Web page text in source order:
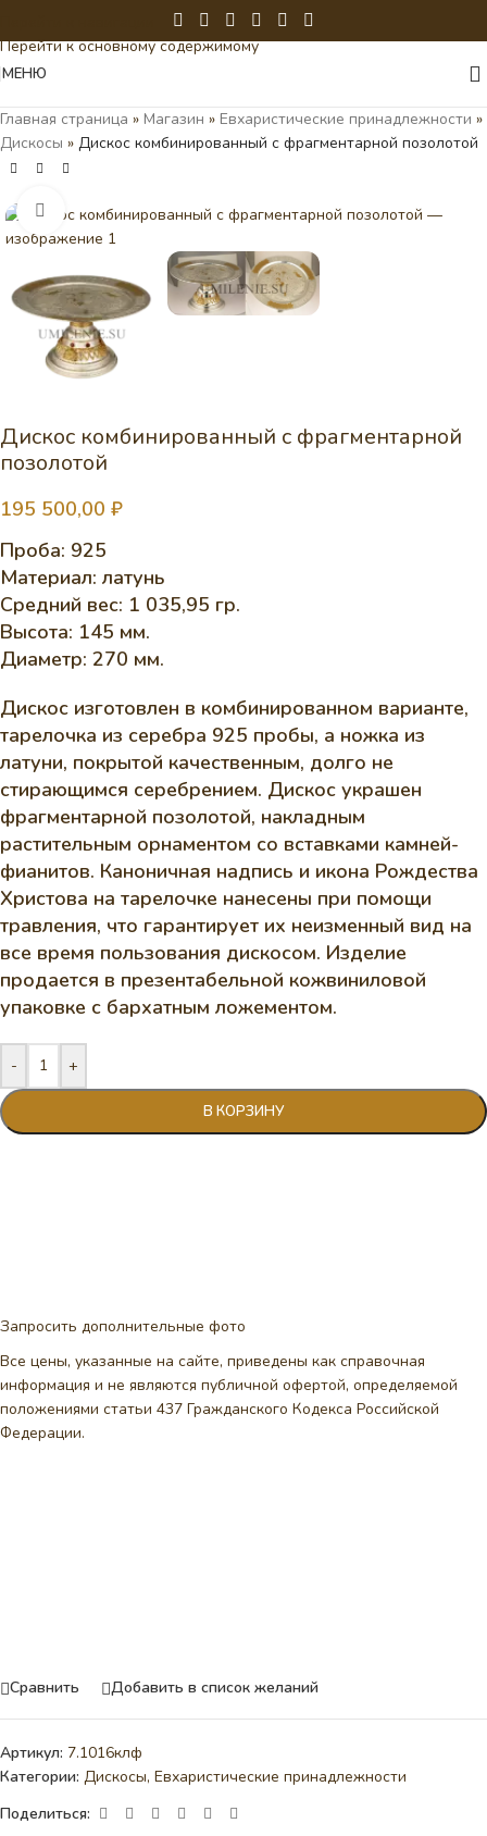
Перейти к основному содержимому
МЕНЮ
Главная страница » Магазин » Евхаристические принадлежности »
Дискосы » Дискос комбинированный с фрагментарной позолотой
Нажмите, чтобы увеличить
Дискос комбинированный с фрагментарной
позолотой
195 500,00 ₽
Проба: 925
Материал: латунь
Средний вес: 1 035,95 гр.
Высота: 145 мм.
Диаметр: 270 мм.
Дискос изготовлен в комбинированном варианте,
тарелочка из серебра 925 пробы, а ножка из
латуни, покрытой качественным, долго не
стирающимся серебрением. Дискос украшен
фрагментарной позолотой, накладным
растительным орнаментом со вставками камней-
фианитов. Каноничная надпись и икона Рождества
Христова на тарелочке нанесены при помощи
травления, что гарантирует их неизменный вид на
все время пользования дискосом. Изделие
продается в презентабельной кожвиниловой
упаковке с бархатным ложементом.
- +
В КОРЗИНУ
Запросить дополнительные фото
Все цены, указанные на сайте, приведены как справочная
информация и не являются публичной офертой, определяемой
положениями статьи 437 Гражданского Кодекса Российской
Федерации.
Сравнить Добавить в список желаний
Артикул: 7.1016клф
Категории: Дискосы, Евхаристические принадлежности
Поделиться: